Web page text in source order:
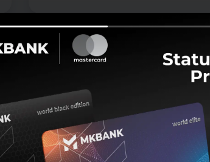
ochish